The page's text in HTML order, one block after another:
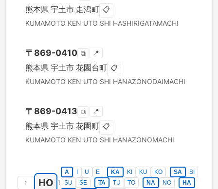
熊本県 宇土市 走潟町 📋
KUMAMOTO KEN UTO SHI HASHIRIGATAMACHI
〒 869-0410 ⧉ 📍
熊本県 宇土市 花園台町 📋
KUMAMOTO KEN UTO SHI HANAZONODAIMACHI
〒 869-0413 ⧉ 📍
熊本県 宇土市 花園町 📋
KUMAMOTO KEN UTO SHI HANAZONOMACHI
↑ HO 1
A U E KA KI KU KO SA
SI
SU
SE TA TU TO NA NO
HA